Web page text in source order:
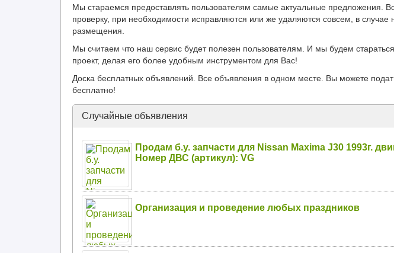
Мы стараемся предоставлять пользователям самые актуальные предложения.
проверку, при необходимости исправляются или же удаляются совсем, в случае
размещения.
Мы считаем что наш сервис будет полезен пользователям. И мы будем
проект, делая его более удобным инструментом для Вас!
Доска бесплатных объявлений. Все объявления в одном месте. Вы можете
бесплатно!
Случайные объявления
Продам б.у. запчасти для Nissan Maxima J30 1993г.
Номер ДВС (артикул): VG
Организация и проведение любых праздников